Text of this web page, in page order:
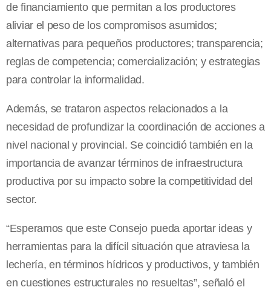
de financiamiento que permitan a los productores
aliviar el peso de los compromisos asumidos;
alternativas para pequeños productores; transparencia;
reglas de competencia; comercialización; y estrategias
para controlar la informalidad.
Además, se trataron aspectos relacionados a la
necesidad de profundizar la coordinación de acciones a
nivel nacional y provincial. Se coincidió también en la
importancia de avanzar términos de infraestructura
productiva por su impacto sobre la competitividad del
sector.
“Esperamos que este Consejo pueda aportar ideas y
herramientas para la difícil situación que atraviesa la
lechería, en términos hídricos y productivos, y también
en cuestiones estructurales no resueltas”, señaló el